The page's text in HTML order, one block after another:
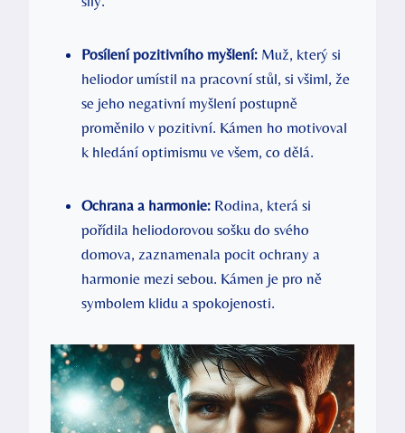
Posílení pozitivního myšlení: Muž, který si
heliodor umístil na pracovní stůl, si všiml, že
se jeho negativní myšlení postupně
proměnilo v pozitivní. Kámen ho motivoval
k hledání optimismu ve všem, co dělá.
Ochrana a harmonie: Rodina, která si
pořídila heliodorovou sošku do svého
domova, zaznamenala pocit ochrany a
harmonie mezi sebou. Kámen je pro ně
symbolem klidu a spokojenosti.